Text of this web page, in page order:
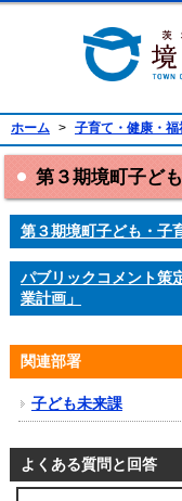
ホーム > 子育て・健康・福
第３期境町子ど
第３期境町子ども・子
パブリックコメント策
業計画」
関連部署
子ども未来課
よくある質問と回答